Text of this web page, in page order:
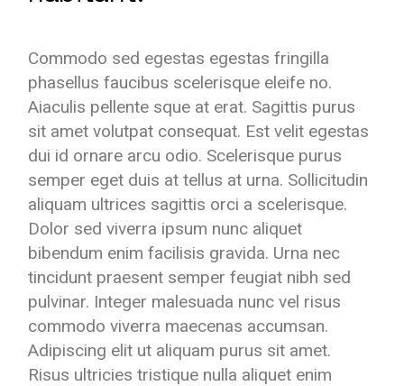
Commodo sed egestas egestas fringilla
phasellus faucibus scelerisque eleife no.
Aiaculis pellente sque at erat. Sagittis purus
sit amet volutpat consequat. Est velit egestas
dui id ornare arcu odio. Scelerisque purus
semper eget duis at tellus at urna. Sollicitudin
aliquam ultrices sagittis orci a scelerisque.
Dolor sed viverra ipsum nunc aliquet
bibendum enim facilisis gravida. Urna nec
tincidunt praesent semper feugiat nibh sed
pulvinar. Integer malesuada nunc vel risus
commodo viverra maecenas accumsan.
Adipiscing elit ut aliquam purus sit amet.
Risus ultricies tristique nulla aliquet enim